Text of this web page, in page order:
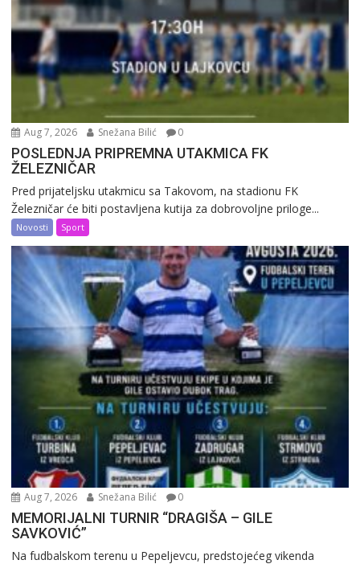
Aug 7, 2026 Snežana Bilić 0
POSLEDNJA PRIPREMNA UTAKMICA FK
ŽELEZNIČAR
Pred prijateljsku utakmicu sa Takovom, na stadionu FK
Železničar će biti postavljena kutija za dobrovoljne priloge...
Novosti Sport
Aug 7, 2026 Snežana Bilić 0
MEMORIJALNI TURNIR “DRAGIŠA – GILE
SAVKOVIĆ”
Na fudbalskom terenu u Pepeljevcu, predstojećeg vikenda